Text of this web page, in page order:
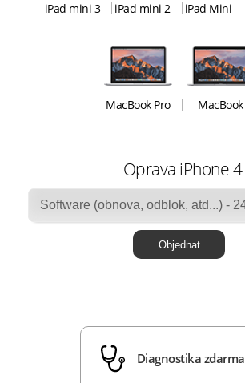
iPad mini 3 iPad mini 2 iPad Mini
MacBook Pro MacBook
Oprava iPhone 4
Diagnostika zdarma